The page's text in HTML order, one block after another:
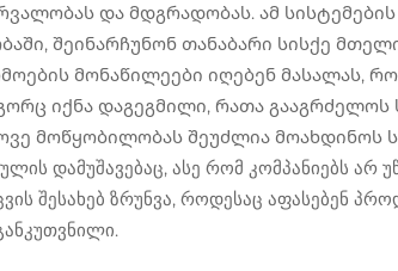
და მდგრადობას. ამ
შეინარჩუნონ თანაბარი სისქე
მონაწილეები იღებენ მასალას,
იქნა დაგეგმილი, რათა გააგრძელოს
მოწყობილობას შეუძლია მოახდინოს
დამუშავებაც, ასე რომ კომპანიებს არ
შესახებ ზრუნვა, როდესაც აფასებენ